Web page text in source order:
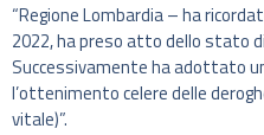
“Regione Lombardia – ha
2022, ha preso atto dello stato
Successivamente ha adottato
l’ottenimento celere delle
vitale)”.